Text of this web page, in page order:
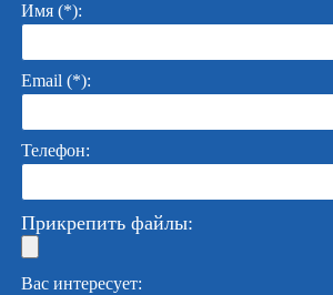
Имя (*):
Email (*):
Телефон:
Прикрепить файлы:
Вас интересует: